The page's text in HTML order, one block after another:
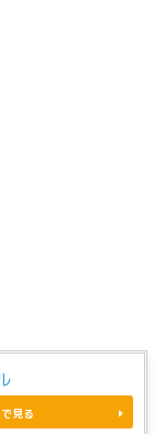
見る